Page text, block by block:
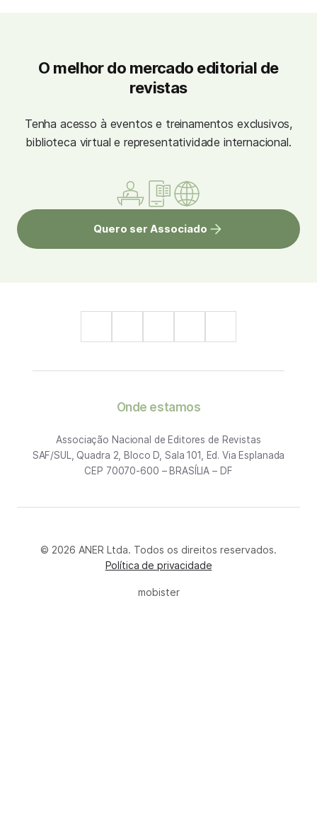
O melhor do mercado editorial de
revistas
Tenha acesso à eventos e treinamentos exclusivos,
biblioteca virtual e representatividade internacional.
Quero ser Associado
Onde estamos
Associação Nacional de Editores de Revistas
SAF/SUL, Quadra 2, Bloco D, Sala 101, Ed. Via Esplanada
CEP 70070-600 – BRASÍLIA – DF
© 2026 ANER Ltda. Todos os direitos reservados.
Política de privacidade
mobister